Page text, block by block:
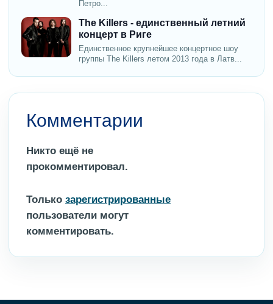
Петро...
The Killers - единственный летний
концерт в Риге
Единственное крупнейшее концертное шоу
группы The Killers летом 2013 года в Латв...
Комментарии
Никто ещё не
прокомментировал.
Только зарегистрированные
пользователи могут
комментировать.